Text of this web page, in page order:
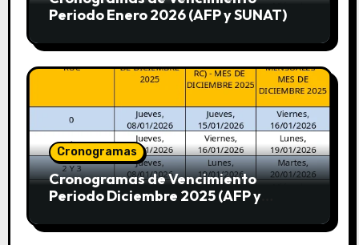
Periodo Enero 2026 (AFP y SUNAT)
Cronogramas
Cronogramas de Vencimiento
Periodo Diciembre 2025 (AFP y